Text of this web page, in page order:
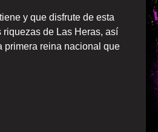
y que disfrute de esta
de Las Heras, así
primera reina nacional que